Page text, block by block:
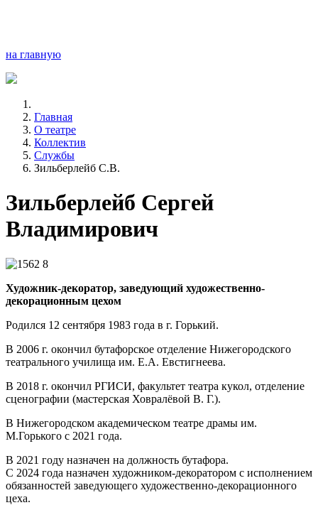
на главную
Главная
О театре
Коллектив
Службы
Зильберлейб С.В.
Зильберлейб Сергей
Владимирович
Художник-декоратор, заведующий художественно-
декорационным цехом
Родился 12 сентября 1983 года в г. Горький.
В 2006 г. окончил бутафорское отделение Нижегородского
театрального училища им. Е.А. Евстигнеева.
В 2018 г. окончил РГИСИ, факультет театра кукол, отделение
сценографии (мастерская Ховралёвой В. Г.).
В Нижегородском академическом театре драмы им.
М.Горького с 2021 года.
В 2021 году назначен на должность бутафора.
С 2024 года назначен художником-декоратором с исполнением
обязанностей заведующего художественно-декорационного
цеха.